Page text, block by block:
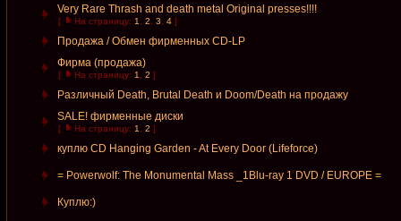
Very Rare Thrash and death metal Original presses!!!!
[ На страницу: 1 2 3 4 ]
Продажа / Обмен фирменных CD-LP
Фирма (продажа)
[ На страницу: 1 2 ]
Различный Death, Brutal Death и Doom/Death на продажу
SALE! фирменные диски
[ На страницу: 1 2 ]
куплю CD Hanging Garden - At Every Door (Lifeforce)
= Powerwolf: The Monumental Mass _1Blu-ray 1 DVD / EUROPE =
Куплю:)